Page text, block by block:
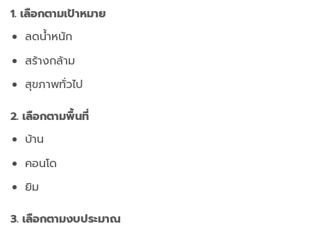
1. เลือกตามเป้าหมาย
ลดน้ำหนัก
สร้างกล้าม
สุขภาพทั่วไป
2. เลือกตามพื้นที่
บ้าน
คอนโด
ยิม
3. เลือกตามงบประมาณ